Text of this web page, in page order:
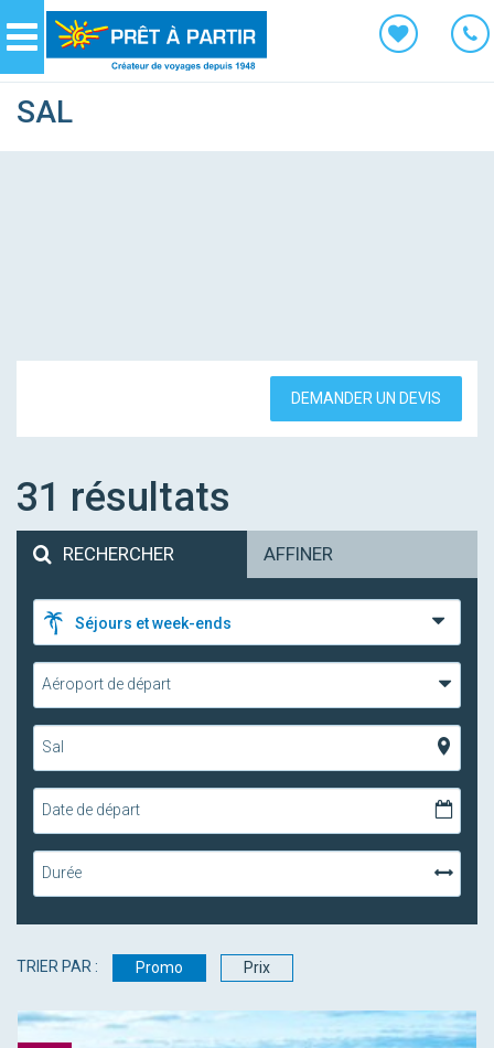
Navigation
SAL
DEMANDER UN DEVIS
31 résultats
RECHERCHER AFFINER
Séjours et week-ends
Aéroport de départ
Sal
Date de départ
Durée
TRIER PAR : Promo Prix
Panneau de gestion des cookies